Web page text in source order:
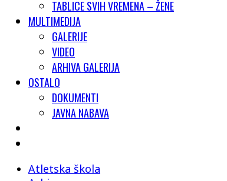
TABLICE SVIH VREMENA – ŽENE
MULTIMEDIJA
GALERIJE
VIDEO
ARHIVA GALERIJA
OSTALO
DOKUMENTI
JAVNA NABAVA
Atletska škola